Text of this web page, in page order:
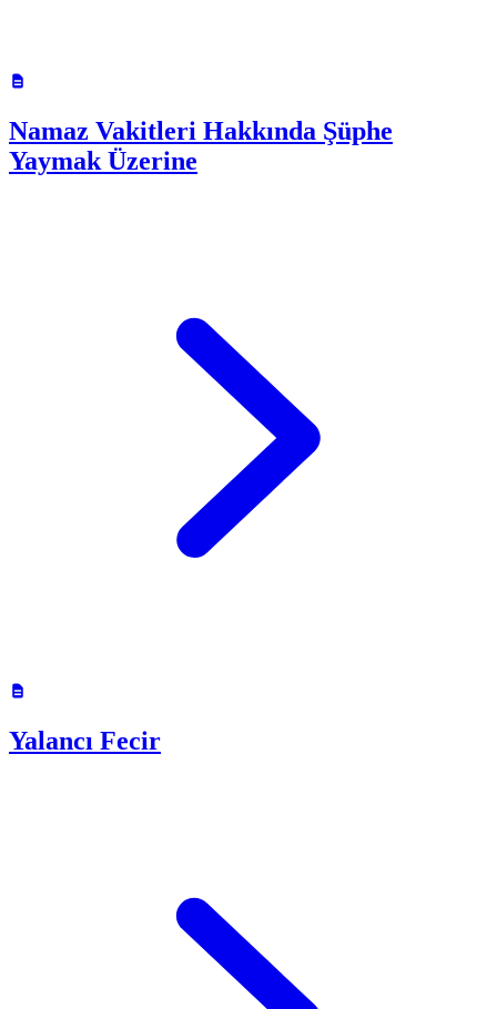
Namaz Vakitleri Hakkında Şüphe
Yaymak Üzerine
Yalancı Fecir